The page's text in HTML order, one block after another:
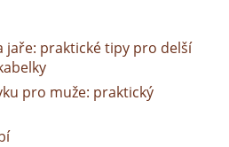
jaře: praktické tipy pro delší
pro muže: praktický